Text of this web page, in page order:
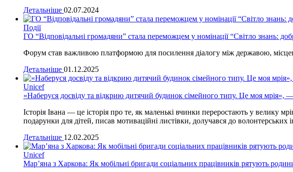
Детальніше 02.07.2024
Події
ГО “Відповідальні громадяни” стала переможцем у номінації “Світло знань:
Форум став важливою платформою для посилення діалогу між державою,
Детальніше 01.12.2025
Unicef
«Наберуся досвіду та відкрию дитячий будинок сімейного типу. Це моя мрія»,
Історія Івана — це історія про те, як маленькі вчинки переростають у велику
подарунки для дітей, писав мотиваційні листівки, долучався до
Детальніше 12.02.2025
Unicef
Мар’яна з Харкова: Як мобільні бригади соціальних працівників рятують